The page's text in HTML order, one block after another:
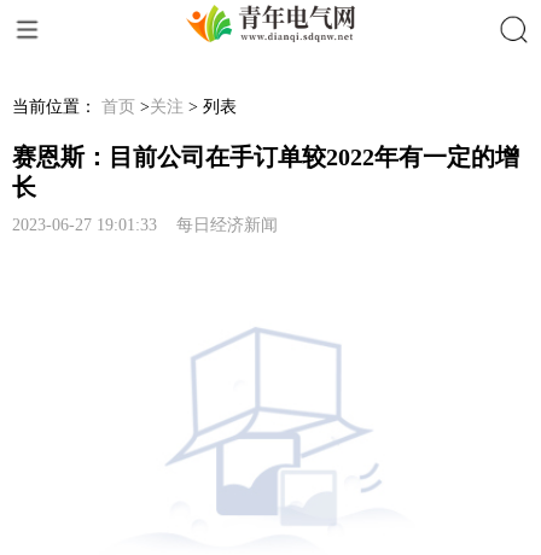
当前位置： 首页 >关注 > 列表
赛恩斯：目前公司在手订单较2022年有一定的增
长
2023-06-27 19:01:33 每日经济新闻